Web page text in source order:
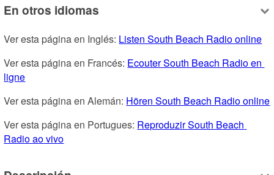
En otros idiomas
Ver esta página en Inglés: Listen South Beach Radio online
Ver esta página en Francés: Ecouter South Beach Radio en
ligne
Ver esta página en Alemán: Hören South Beach Radio online
Ver esta página en Portugues: Reproduzir South Beach
Radio ao vivo